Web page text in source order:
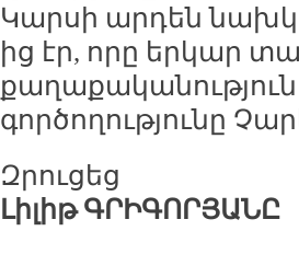
Կարսի արդեն
ից էր, որը երկար
գործողությունը
Զրուցեց
Լիլիթ ԳՐԻԳՈՐՅԱՆԸ